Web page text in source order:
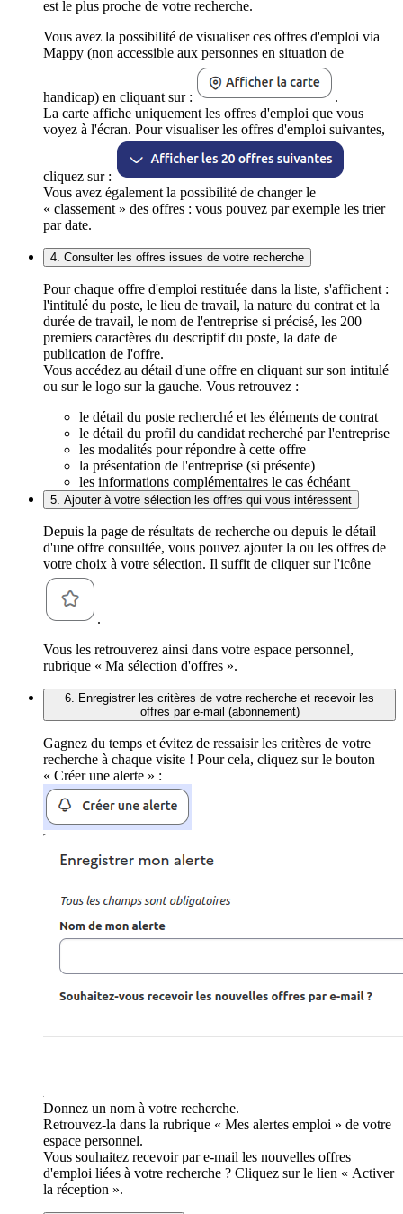
est le plus proche de votre recherche.
Vous avez la possibilité de visualiser ces offres d'emploi via
Mappy (non accessible aux personnes en situation de
handicap) en cliquant sur :
.
La carte affiche uniquement les offres d'emploi que vous
voyez à l'écran. Pour visualiser les offres d'emploi suivantes,
cliquez sur :
Vous avez également la possibilité de changer le
« classement » des offres : vous pouvez par exemple les trier
par date.
4. Consulter les offres issues de votre recherche
Pour chaque offre d'emploi restituée dans la liste, s'affichent :
l'intitulé du poste, le lieu de travail, la nature du contrat et la
durée de travail, le nom de l'entreprise si précisé, les 200
premiers caractères du descriptif du poste, la date de
publication de l'offre.
Vous accédez au détail d'une offre en cliquant sur son intitulé
ou sur le logo sur la gauche. Vous retrouvez :
le détail du poste recherché et les éléments de contrat
le détail du profil du candidat recherché par l'entreprise
les modalités pour répondre à cette offre
la présentation de l'entreprise (si présente)
les informations complémentaires le cas échéant
5. Ajouter à votre sélection les offres qui vous intéressent
Depuis la page de résultats de recherche ou depuis le détail
d'une offre consultée, vous pouvez ajouter la ou les offres de
votre choix à votre sélection. Il suffit de cliquer sur l'icône
.
Vous les retrouverez ainsi dans votre espace personnel,
rubrique « Ma sélection d'offres ».
6. Enregistrer les critères de votre recherche et recevoir les
offres par e-mail (abonnement)
Gagnez du temps et évitez de ressaisir les critères de votre
recherche à chaque visite ! Pour cela, cliquez sur le bouton
« Créer une alerte » :
Donnez un nom à votre recherche.
Retrouvez-la dans la rubrique « Mes alertes emploi » de votre
espace personnel.
Vous souhaitez recevoir par e-mail les nouvelles offres
d'emploi liées à votre recherche ? Cliquez sur le lien « Activer
la réception ».